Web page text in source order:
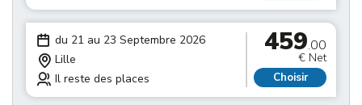
du 21 au 23 Septembre 2026
Lille
Il reste des places
459.00
€ Net
Choisir